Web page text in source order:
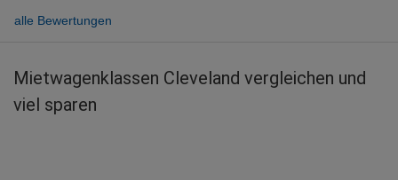
alle Bewertungen
Mietwagenklassen Cleveland vergleichen und
viel sparen